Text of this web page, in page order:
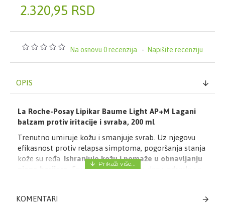
Na osnovu 0 recenzija. - Napišite recenziju
2.320,95 RSD
OPIS
La Roche-Posay Lipikar Baume Light AP+M Lagani
balzam protiv iritacije i svraba, 200 ml
Trenutno umiruje kožu i smanjuje svrab. Uz njegovu
efikasnost protiv relapsa simptoma, pogoršanja stanja
kože su ređa. Ishranjuje kožu i pomaže u obnavljanju
Formulisano za bebe, decu, odrasle sa
ekcemima.Delotvoran protiv svraba, relapsa
KOMENTARI